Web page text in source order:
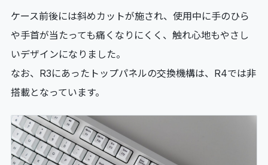
ケース前後には斜めカットが施され、使用中に手のひら
や手首が当たっても痛くなりにくく、触れ心地もやさし
いデザインになりました。
なお、R3にあったトップパネルの交換機構は、R4では非
搭載となっています。